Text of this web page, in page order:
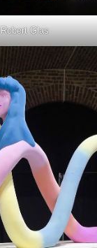
Robert Glas